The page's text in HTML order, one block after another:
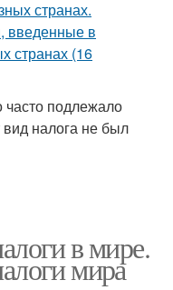
подлежало
налога не был
в мире.
мира